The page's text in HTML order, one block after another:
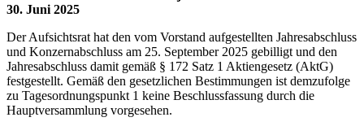
30. Juni 2025
Der Aufsichtsrat hat den vom Vorstand aufgestellten Jahresabschluss
und Konzernabschluss am 25. September 2025 gebilligt und den
Jahresabschluss damit gemäß § 172 Satz 1 Aktiengesetz (AktG)
festgestellt. Gemäß den gesetzlichen Bestimmungen ist demzufolge
zu Tagesordnungspunkt 1 keine Beschlussfassung durch die
Hauptversammlung vorgesehen.